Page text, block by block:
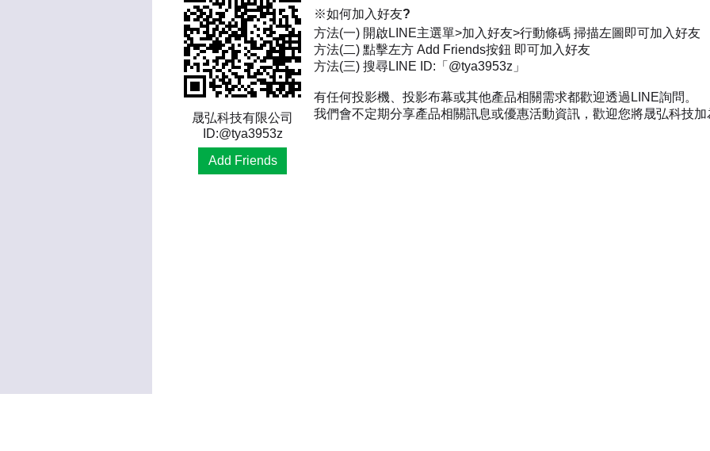
晟弘科技有限公司
ID:@tya3953z
Add Friends
※如何加入好友?
方法(一) 開啟LINE主選單>加入好友>行動條碼 掃描左圖即可加入好友
方法(二) 點擊左方 Add Friends按鈕 即可加入好友
方法(三) 搜尋LINE ID:「@tya3953z」
有任何投影機、投影布幕或其他產品相關需求都歡迎透過LINE詢問。
我們會不定期分享產品相關訊息或優惠活動資訊，歡迎您將晟弘科技